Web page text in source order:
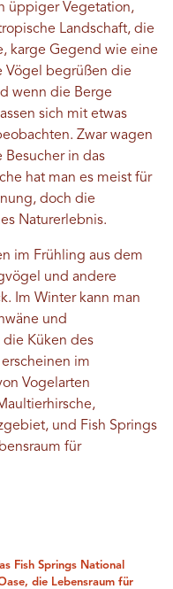
üppiger Vegetation,
Landschaft, die
karge Gegend wie eine
Vögel begrüßen die
wenn die Berge
sich mit etwas
Zwar wagen
in das
hat man es meist für
doch die
Naturerlebnis.
im Frühling aus dem
und andere
Im Winter kann man
und
Küken des
im
Vogelarten
und Fish Springs
für
Fish Springs National
die Lebensraum für